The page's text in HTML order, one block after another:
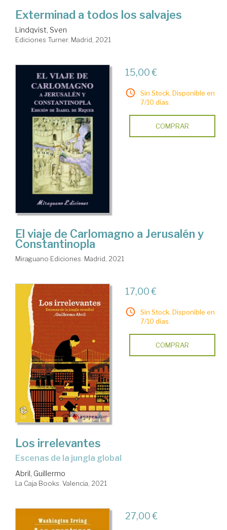
Exterminad a todos los salvajes
Lindqvist, Sven
Ediciones Turner. Madrid, 2021
15,00 €
Sin Stock. Disponible en
7/10 días.
COMPRAR
El viaje de Carlomagno a Jerusalén y
Constantinopla
Miraguano Ediciones. Madrid, 2021
17,00 €
Sin Stock. Disponible en
7/10 días.
COMPRAR
Los irrelevantes
escenas de la jungla global
Abril, Guillermo
La Caja Books. Valencia, 2021
27,00 €